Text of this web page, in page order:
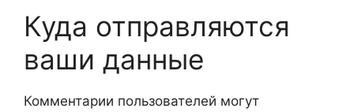
Куда отправляются
ваши данные
Комментарии пользователей могут